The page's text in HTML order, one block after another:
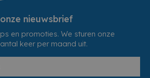
nieuwsbrief
en promoties. We sturen onze
keer per maand uit.